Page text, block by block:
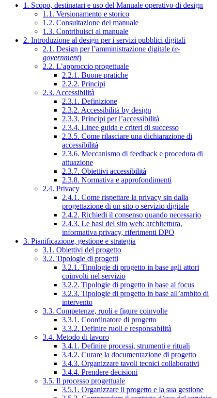
1. Scopo, destinatari e uso del Manuale operativo di design
1.1. Versionamento e storico
1.2. Consultazione del manuale
1.3. Contribuisci al manuale
2. Introduzione al design per i servizi pubblici digitali
2.1. Design per l’amministrazione digitale (e-
government)
2.2. L’approccio progettuale
2.2.1. Buone pratiche
2.2.2. Principi
2.3. Accessibilità
2.3.1. Definizione
2.3.2. Accessibilità by design
2.3.3. Principi per l’accessibilità
2.3.4. Linee guida e criteri di successo
2.3.5. Come rilasciare una dichiarazione di
accessibilità
2.3.6. Meccanismo di feedback e procedura di
attuazione
2.3.7. Obiettivi accessibilità
2.3.8. Normativa e approfondimenti
2.4. Privacy
2.4.1. Come rispettare la privacy sin dalla
progettazione di un sito o servizio digitale
2.4.2. Richiedi il consenso quando necessario
2.4.3. Le basi del sito web: architettura,
informativa privacy, riferimenti DPO
3. Pianificazione, gestione e strategia
3.1. Obiettivi del progetto
3.2. Tipologie di progetti
3.2.1. Tipologie di progetto in base agli attori
coinvolti nel servizio
3.2.2. Tipologie di progetto in base al focus
3.2.3. Tipologie di progetto in base all’ambito di
intervento
3.3. Competenze, ruoli e figure coinvolte
3.3.1. Coordinatore di progetto
3.3.2. Definire ruoli e responsabilità
3.4. Metodo di lavoro
3.4.1. Definire processi, strumenti e rituali
3.4.2. Curare la documentazione di progetto
3.4.3. Organizzare tavoli tecnici collaborativi
3.4.4. Prendere decisioni
3.5. Il processo progettuale
3.5.1. Organizzare il progetto e la sua gestione